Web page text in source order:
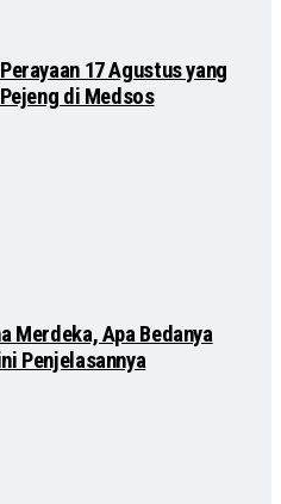
17 Agustus yang
di Medsos
Merdeka, Apa Bedanya
Penjelasannya